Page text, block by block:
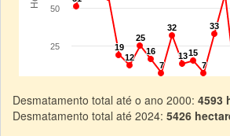
Desmatamento total até o ano 2000: 4593
Desmatamento total até 2024: 5426